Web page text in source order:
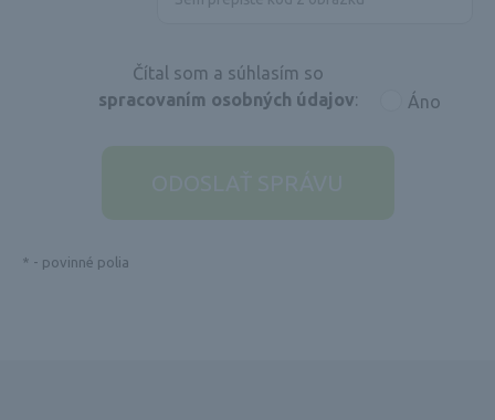
Čítal som a súhlasím so
spracovaním osobných údajov: Áno
* - povinné polia